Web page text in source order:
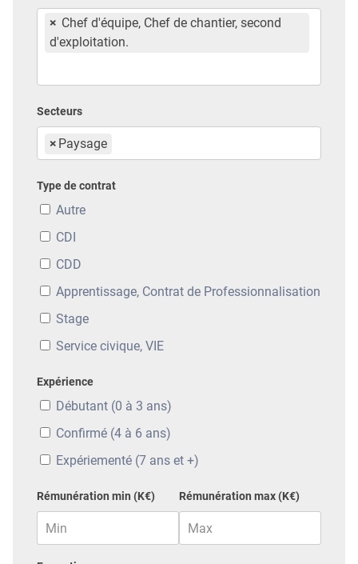
× Chef d'équipe, Chef de chantier, second
d'exploitation.
Secteurs
× Paysage
Type de contrat
Autre
CDI
CDD
Apprentissage, Contrat de Professionnalisation
Stage
Service civique, VIE
Expérience
Débutant (0 à 3 ans)
Confirmé (4 à 6 ans)
Expériementé (7 ans et +)
Rémunération min (K€) Rémunération max (K€)